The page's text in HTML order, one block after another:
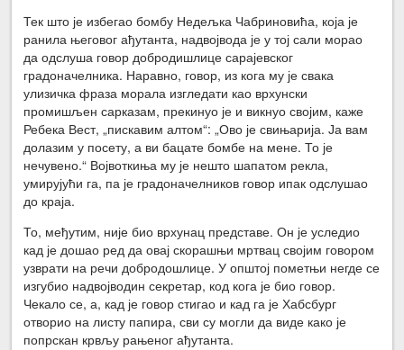
Тек што је избегао бомбу Недељка Чабриновића, која је
ранила његовог ађутанта, надвојвода је у тој сали морао
да одслуша говор добродишлице сарајевског
градоначелника. Наравно, говор, из кога му је свака
улизичка фраза морала изгледати као врхунски
промишљен сарказам, прекинуо је и викнуо својим, каже
Ребека Вест, „пискавим алтом“: „Ово је свињарија. Ја вам
долазим у посету, а ви бацате бомбе на мене. То је
нечувено.“ Војвоткиња му је нешто шапатом рекла,
умирујући га, па је градоначелников говор ипак одслушао
до краја.
То, међутим, није био врхунац представе. Он је уследио
кад је дошао ред да овај скорашњи мртвац својим говором
узврати на речи добродошлице. У општој пометњи негде се
изгубио надвојводин секретар, код кога је био говор.
Чекало се, а, кад је говор стигао и кад га је Хабсбург
отворио на листу папира, сви су могли да виде како је
попрскан крвљу рањеног ађутанта.